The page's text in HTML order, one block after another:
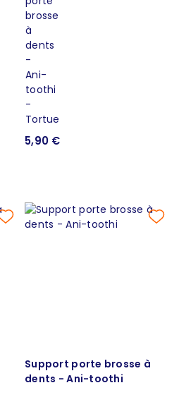
5,90 €
Support porte brosse à
dents - Ani-toothi